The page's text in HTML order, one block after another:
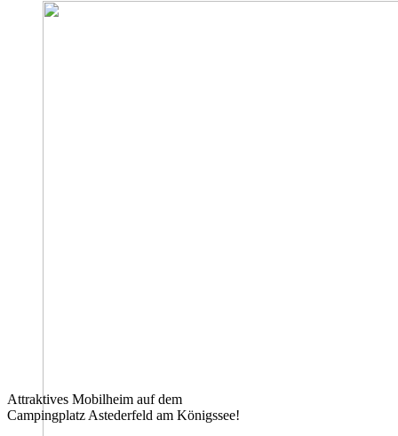
Attraktives Mobilheim auf dem
Campingplatz Astederfeld am Königssee!